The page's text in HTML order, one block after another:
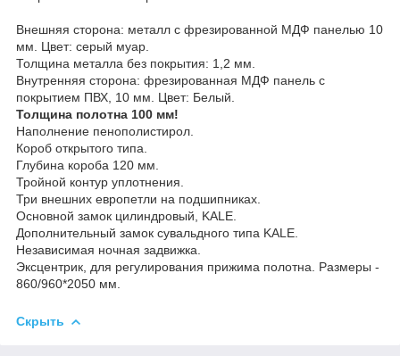
Внешняя сторона: металл с фрезированной МДФ панелью 10
мм. Цвет: серый муар.
Толщина металла без покрытия: 1,2 мм.
Внутренняя сторона: фрезированная МДФ панель с
покрытием ПВХ, 10 мм. Цвет: Белый.
Толщина полотна 100 мм!
Наполнение пенополистирол.
Короб открытого типа.
Глубина короба 120 мм.
Тройной контур уплотнения.
Три внешних европетли на подшипниках.
Основной замок цилиндровый, KALE.
Дополнительный замок сувальдного типа KALE.
Независимая ночная задвижка.
Эксцентрик, для регулирования прижима полотна. Размеры -
860/960*2050 мм.
Скрыть